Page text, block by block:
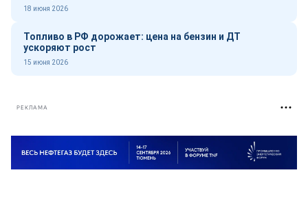
18 июня 2026
Топливо в РФ дорожает: цена на бензин и ДТ
ускоряют рост
15 июня 2026
РЕКЛАМА